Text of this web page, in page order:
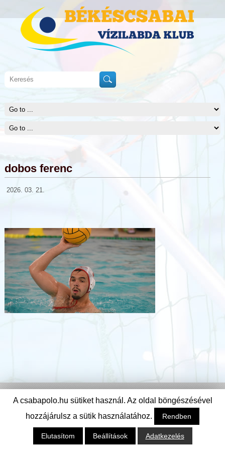
dobos ferenc
2026. 03. 21.
© Csabai Csirkefogók Vízilabda Klub
A csabapolo.hu sütiket használ. Az oldal böngészésével
hozzájárulsz a sütik használatához.
Rendben
Elutasítom Beállítások Adatkezelés